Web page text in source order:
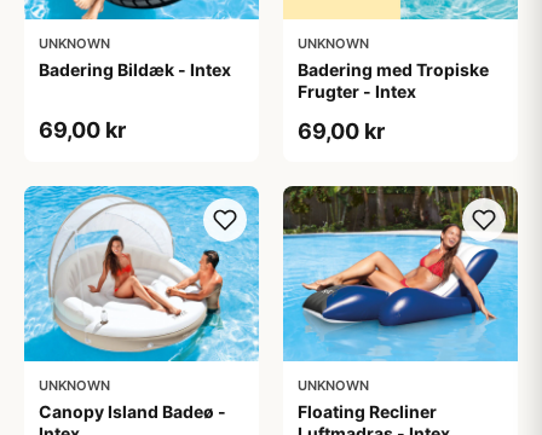
UNKNOWN
Badering Bildæk - Intex
69,00 kr
UNKNOWN
Badering med Tropiske
Frugter - Intex
69,00 kr
UNKNOWN
Canopy Island Badeø -
UNKNOWN
Floating Recliner